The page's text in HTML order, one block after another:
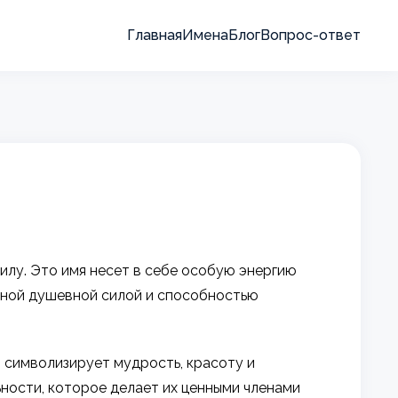
ГлавнаяИменаБлогВопрос-ответ
Это имя несет в себе особую энергию
душевной силой и способностью
мудрость, красоту и
которое делает их ценными членами